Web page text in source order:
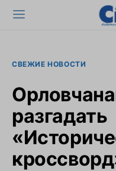
СВЕЖИЕ НОВОСТИ
разгадать